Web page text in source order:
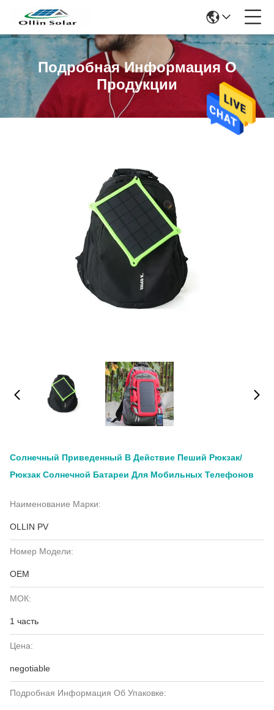
Подробная Информация О
Продукции
Солнечный Приведенный В Действие Пеший Рюкзак/
Рюкзак Солнечной Батареи Для Мобильных Телефонов
Наименование Марки:
OLLIN PV
Номер Модели:
OEM
МОК:
1 часть
Цена:
negotiable
Подробная Информация Об Упаковке: